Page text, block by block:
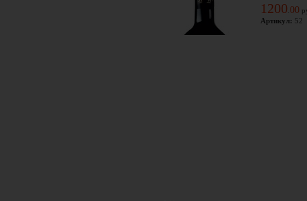
1200 00
Артикул: 52